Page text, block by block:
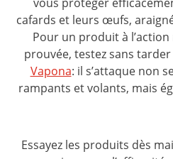
cafards et leurs œufs,
Pour un produit à l’action
prouvée, testez sans tarder
Vapona: il s’attaque non
rampants et volants, mais
Essayez les produits dès